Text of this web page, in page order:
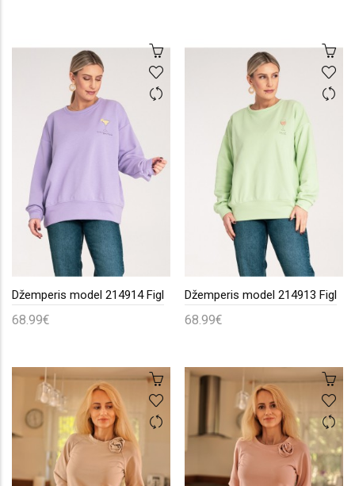
Džemperis model 214914 Figl
68.99€
Džemperis model 214913 Figl
68.99€